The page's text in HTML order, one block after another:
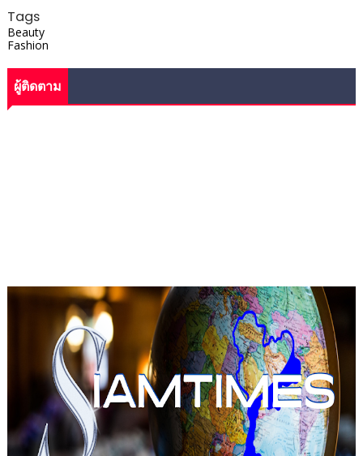
Tags
Beauty
Fashion
ผู้ติดตาม